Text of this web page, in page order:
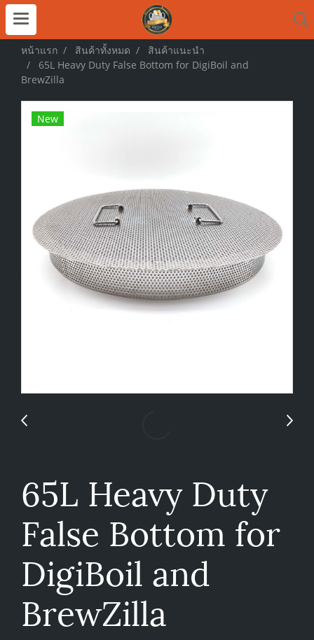
หน้าแรก สินค้าทั้งหมด
สินค้าแนะนำ
65L Heavy Duty False Bottom for DigiBoil and
BrewZilla
New
65L Heavy Duty
False Bottom for
DigiBoil and
BrewZilla